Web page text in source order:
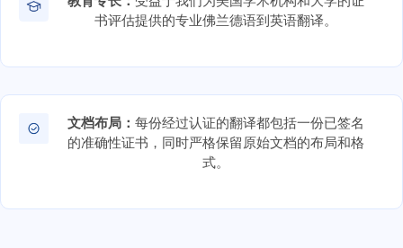
书评估提供的专业佛兰德语到英语翻译。
文档布局：每份经过认证的翻译都包括一份已签名
的准确性证书，同时严格保留原始文档的布局和格
式。